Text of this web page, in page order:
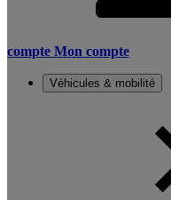
compte Mon compte
Véhicules & mobilité